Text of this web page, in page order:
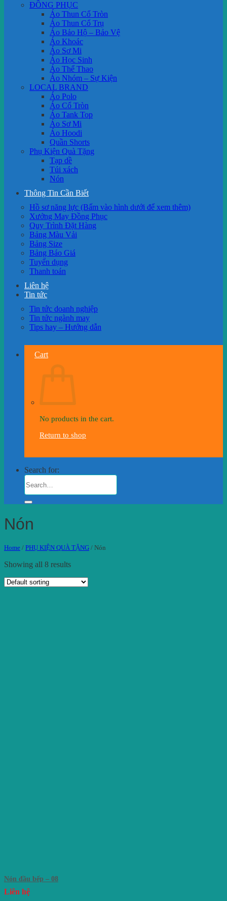
ĐỒNG PHỤC
Áo Thun Cổ Tròn
Áo Thun Cổ Trụ
Áo Bảo Hộ – Bảo Vệ
Áo Khoác
Áo Sơ Mi
Áo Học Sinh
Áo Thể Thao
Áo Nhóm – Sự Kiện
LOCAL BRAND
Áo Polo
Áo Cổ Tròn
Áo Tank Top
Áo Sơ Mi
Áo Hoodi
Quần Shorts
Phụ Kiện Quà Tặng
Tạp dề
Túi xách
Nón
Thông Tin Cần Biết
Hồ sơ năng lực (Bấm vào hình dưới để xem thêm)
Xưởng May Đồng Phục
Quy Trình Đặt Hàng
Bảng Màu Vải
Bảng Size
Bảng Báo Giá
Tuyển dụng
Thanh toán
Liên hệ
Tin tức
Tin tức doanh nghiệp
Tin tức ngành may
Tips hay – Hướng dẫn
Cart
No products in the cart.
Return to shop
Search for:
Nón
Home / PHỤ KIỆN QUÀ TẶNG / Nón
Showing all 8 results
Nón đầu bếp – 08
Liên hệ